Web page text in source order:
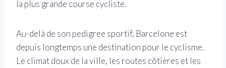
la plus grande course cycliste.
Au-delà de son pedigree sportif, Barcelone est
depuis longtemps une destination pour le cyclisme.
Le climat doux de la ville, les routes côtières et les